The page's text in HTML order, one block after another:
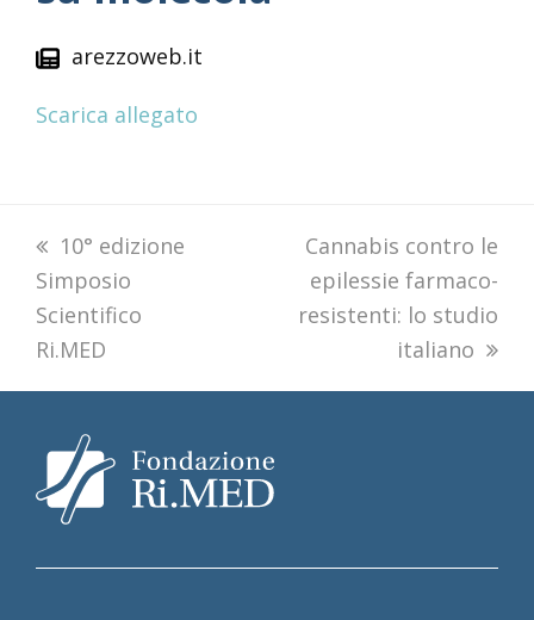
arezzoweb.it
Scarica allegato
previous
post:
10° edizione
Simposio
Scientifico
Ri.MED
next
post:
Cannabis contro le
epilessie farmaco-
resistenti: lo studio
italiano